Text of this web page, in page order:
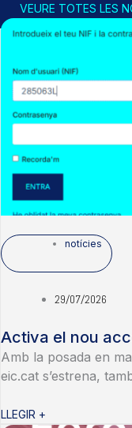
VEURE TOTES LES
notícies
29/07/2026
Activa el nou
Amb la posada en
eic.cat s’estrena,
LLEGIR +